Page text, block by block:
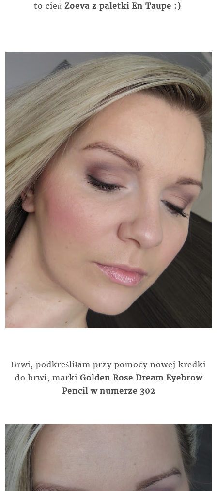
to cień Zoeva z paletki En Taupe :)
Brwi, podkreśliłam przy pomocy nowej kredki
do brwi, marki Golden Rose Dream Eyebrow
Pencil w numerze 302